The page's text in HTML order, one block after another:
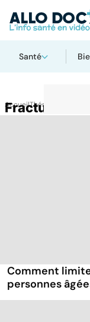
Santé
AccueilThématiques
Fractures
Comment
personnes